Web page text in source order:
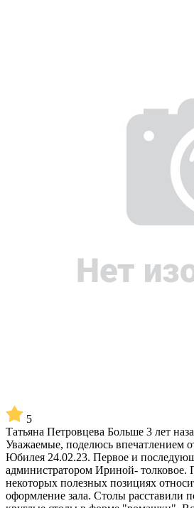
5
Татьяна Петровцева Больше 3 лет
Уважаемые, поделюсь впечатлением
Юбилея 24.02.23. Первое и
администратором Ириной- толковое.
некоторых полезных позициях
оформление зала. Столы расставили